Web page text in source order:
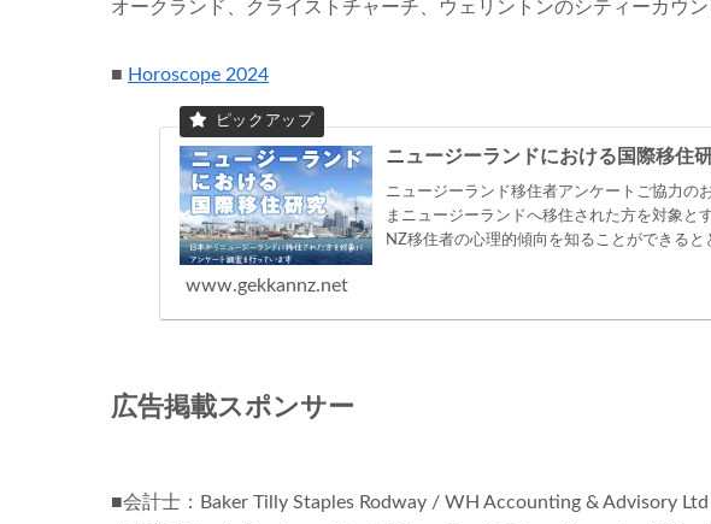
オークランド、クライストチャーチ、ウェリントンのシティーカウ
■ Horoscope 2024
ニュージーランドにおける国際移住
ニュージーランド移住者アンケートご協力の
まニュージーランドへ移住された方を対象と
NZ移住者の心理的傾向を知ることができる
www.gekkannz.net
広告掲載スポンサー
■会計士：Baker Tilly Staples Rodway / WH Accounting & Advisory